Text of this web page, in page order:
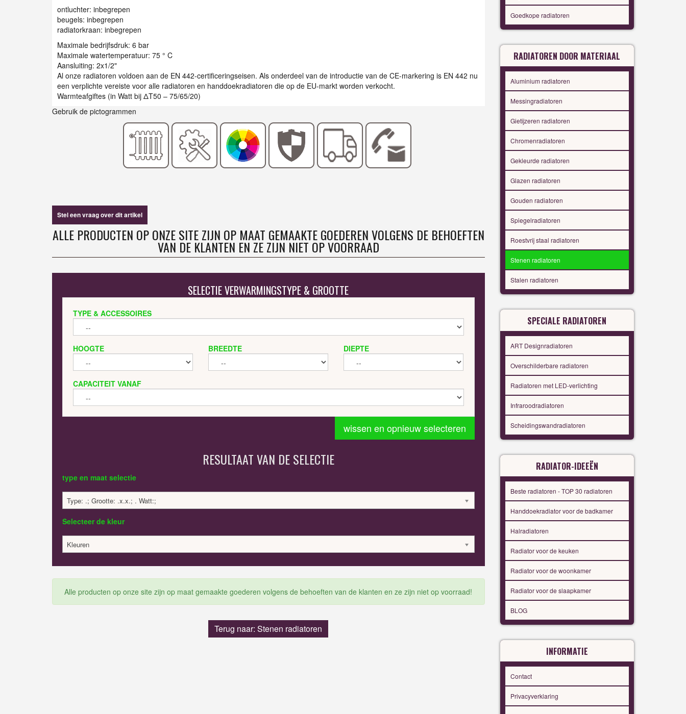
ontluchter: inbegrepen
beugels: inbegrepen
radiatorkraan: inbegrepen
Maximale bedrijfsdruk: 6 bar
Maximale watertemperatuur: 75 ° C
Aansluiting: 2x1/2"
Al onze radiatoren voldoen aan de EN 442-certificeringseisen. Als onderdeel van de introductie van de CE-markering is EN 442 nu
een verplichte vereiste voor alle radiatoren en handdoekradiatoren die op de EU-markt worden verkocht.
Warmteafgiftes (in Watt bij ΔT50 – 75/65/20)
Gebruik de pictogrammen
Stel een vraag over dit artikel
ALLE PRODUCTEN OP ONZE SITE ZIJN OP MAAT GEMAAKTE GOEDEREN VOLGENS DE BEHOEFTEN
VAN DE KLANTEN EN ZE ZIJN NIET OP VOORRAAD
SELECTIE VERWARMINGSTYPE & GROOTTE
TYPE & ACCESSOIRES
HOOGTE BREEDTE DIEPTE
CAPACITEIT VANAF
wissen en opnieuw selecteren
RESULTAAT VAN DE SELECTIE
type en maat selectie
Type: .; Grootte: .x.x.; . Watt:;
Selecteer de kleur
Kleuren
Alle producten op onze site zijn op maat gemaakte goederen volgens de behoeften van de klanten en ze zijn niet op voorraad!
Terug naar: Stenen radiatoren
Goedkope radiatoren
RADIATOREN DOOR MATERIAAL
Aluminium radiatoren
Messingradiatoren
Gietijzeren radiatoren
Chromenradiatoren
Gekleurde radiatoren
Glazen radiatoren
Gouden radiatoren
Spiegelradiatoren
Roestvrij staal radiatoren
Stenen radiatoren
Stalen radiatoren
SPECIALE RADIATOREN
ART Designradiatoren
Overschilderbare radiatoren
Radiatoren met LED-verlichting
Infraroodradiatoren
Scheidingswandradiatoren
RADIATOR-IDEEËN
Beste radiatoren - TOP 30 radiatoren
Handdoekradiator voor de badkamer
Halradiatoren
Radiator voor de keuken
Radiator voor de woonkamer
Radiator voor de slaapkamer
BLOG
INFORMATIE
Contact
Privacyverklaring